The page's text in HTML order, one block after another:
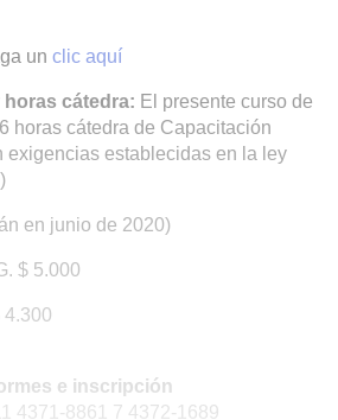
un clic aquí
cátedra: El presente curso de
horas cátedra de Capacitación
exigencias establecidas en la ley
en junio de 2020)
$ 5.000
e inscripción
4371-8861 7 4372-1689